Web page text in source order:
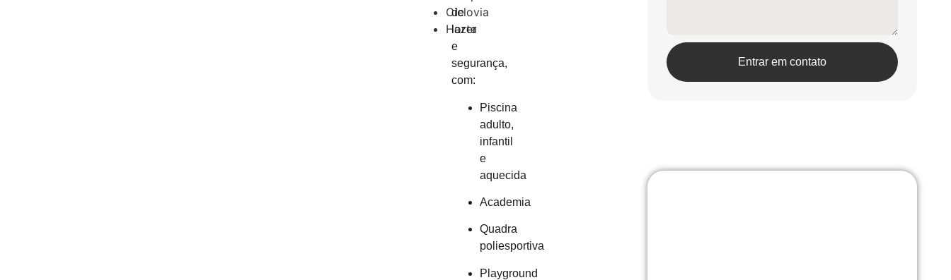
Ciclovia
Horta
de
lazer
e
segurança,
com:
Piscina
adulto,
infantil
e
aquecida
Academia
Quadra
poliesportiva
Playground
Entrar em contato